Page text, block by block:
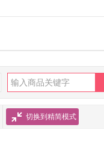
切换到精简模式